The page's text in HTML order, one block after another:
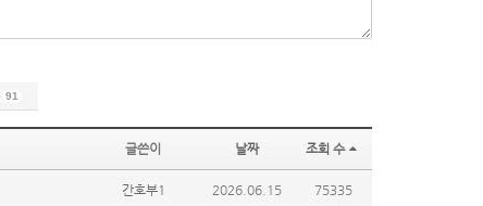
91
글쓴이 날짜 조회 수
간호부1 2026.06.15 75335